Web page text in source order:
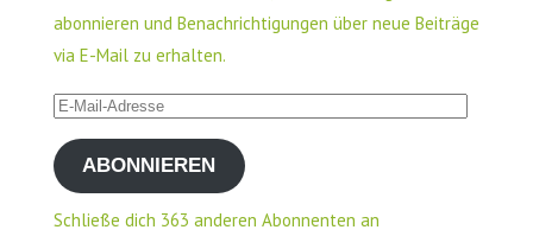
abonnieren und Benachrichtigungen über neue Beiträge
via E-Mail zu erhalten.
E-
Mail-
AdresseABONNIEREN
Schließe dich 363 anderen Abonnenten an